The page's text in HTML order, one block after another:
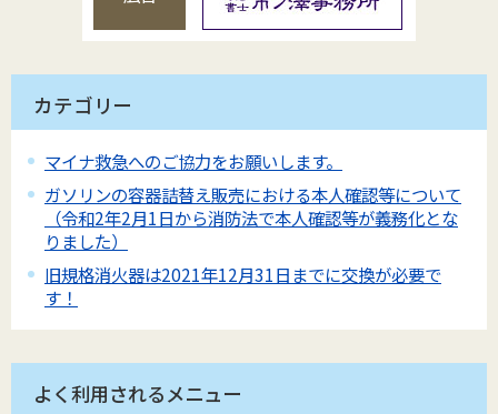
カテゴリー
マイナ救急へのご協力をお願いします。
ガソリンの容器詰替え販売における本人確認等について
（令和2年2月1日から消防法で本人確認等が義務化とな
りました）
旧規格消火器は2021年12月31日までに交換が必要で
す！
よく利用されるメニュー